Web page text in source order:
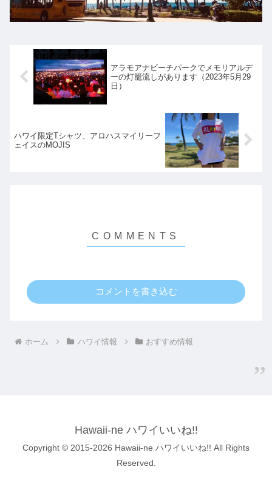
アラモアナビーチパークでメモリアルデ
ーの灯籠流しがあります（2023年5月29
日）
ハワイ限定Tシャツ、アロハスマイリーフ
ェイスのMOJIS
コメントを書き込む
ホーム ハワイ情報 おすすめ情報
Hawaii-ne ハワイいいね!!
Copyright © 2015-2026 Hawaii-ne ハワイいいね!! All Rights
Reserved.